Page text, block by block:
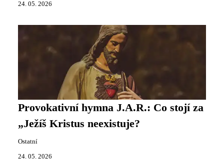
24. 05. 2026
Provokativní hymna J.A.R.: Co stojí za
„Ježíš Kristus neexistuje?
Ostatní
24. 05. 2026